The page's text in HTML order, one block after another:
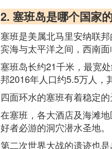
2. 塞班岛是哪个国家
塞班是美属北马里安纳联
宾海与太平洋之间，西南
塞班岛长约21千米，最宽
邦2016年人口约5.5万人，
四面环水的塞班有着稳定
在塞班，各大酒店及海滩
好者必游的洞穴潜水圣地。
第二次世界大战的遗迹也